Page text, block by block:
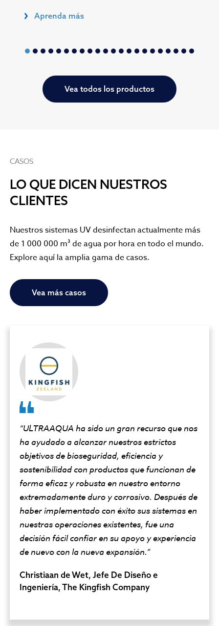
Aprenda más
Vea todos los productos
CASOS
LO QUE DICEN NUESTROS
CLIENTES
Nuestros sistemas UV desinfectan actualmente más
de 1 000 000 m³ de agua por hora en todo el mundo.
Explore aquí la amplia gama de casos.
Vea más casos
“ULTRAAQUA ha sido un gran recurso que nos
ha ayudado a alcanzar nuestros estrictos
objetivos de bioseguridad, eficiencia y
sostenibilidad con productos que funcionan de
forma eficaz y robusta en nuestro entorno
extremadamente duro y corrosivo. Después de
haber implementado con éxito sus sistemas en
nuestras operaciones existentes, fue una
decisión fácil confiar en su apoyo y experiencia
de nuevo con la nueva expansión.”
Christiaan de Wet, Jefe De Diseño e
Ingeniería, The Kingfish Company